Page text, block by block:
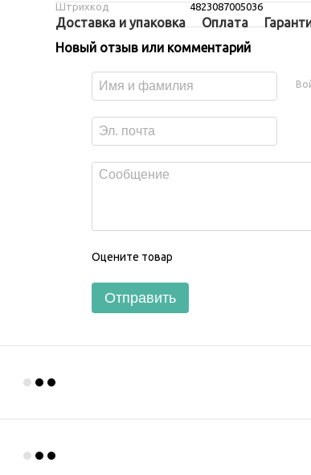
Штрихкод
4823087005036
Доставка и упаковка Оплата
Новый отзыв или комментарий
Оцените товар
Отправить